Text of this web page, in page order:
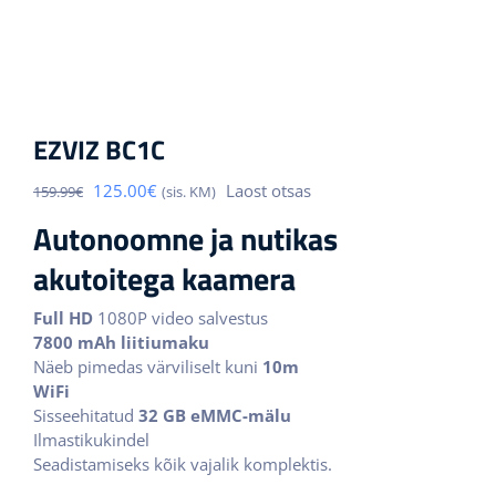
EZVIZ BC1C
159.99€ Algne
oli:
159.99€.
125.00€ Praegune
on:
125.00€.
(sis. KM) Laost otsas
Autonoomne ja nutikas
akutoitega kaamera
Full HD 1080P video salvestus
7800 mAh liitiumaku
Näeb pimedas värviliselt kuni 10m
WiFi
Sisseehitatud 32 GB eMMC-mälu
Ilmastikukindel
Seadistamiseks kõik vajalik komplektis.